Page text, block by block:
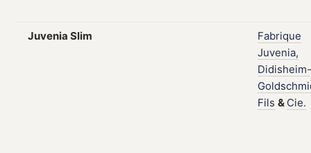
Juvenia Slim
Fabrique
Juvenia,
Didisheim-
Fils & Cie.